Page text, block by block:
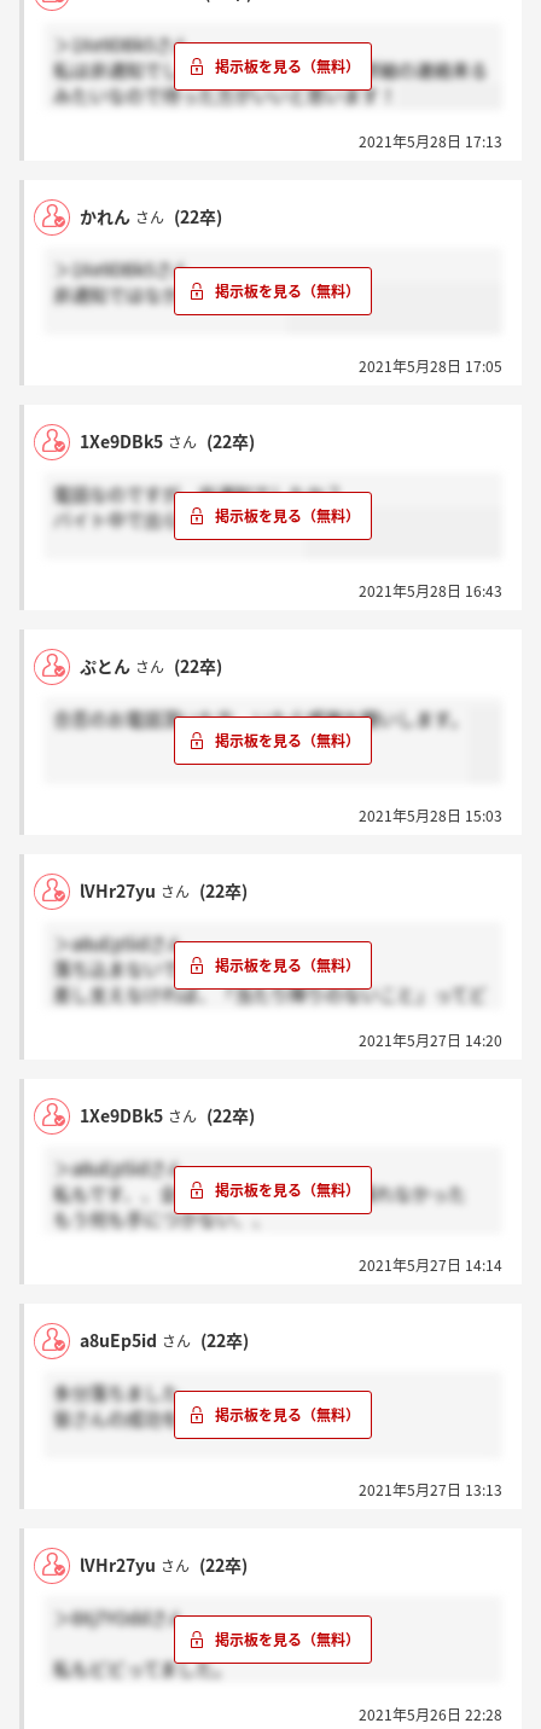
＞1Xe9DBk5さん
私は非通知でした！マイナビにこの後詳細の連絡来る
みたいなので待った方がいいと思います！
2021年5月28日 17:13
かれん さん (22卒)
＞1Xe9DBk5さん
非通知ではなかったです。。
2021年5月28日 17:05
1Xe9DBk5 さん (22卒)
電話なのですが、非通知でしたか？
バイト中で出られなくて、、焦
2021年5月28日 16:43
ぷとん さん (22卒)
合否のお電話頂いた方、いたら感謝お願いします。
2021年5月28日 15:03
lVHr27yu さん (22卒)
＞a8uEp5idさん
落ち込まないでください！！
差し支えなければ、「当たり障りのないこと」ってど
2021年5月27日 14:20
1Xe9DBk5 さん (22卒)
＞a8uEp5idさん
私もです、、全然入ってからのことを喋れなかった
もう何も手につかない、、
2021年5月27日 14:14
a8uEp5id さん (22卒)
多分落ちました。
皆さんの成功を祈ってます。
2021年5月27日 13:13
lVHr27yu さん (22卒)
＞8Xj7YOddさん
私もビビってました。
貴重な体験談、ありがとうございます。2021年5月26日 22:28